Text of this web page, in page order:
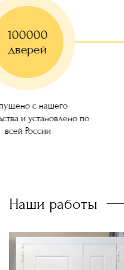
Трехконтурные двери
100000
дверей
с нашего
и установлено по
всей России
Наши работы